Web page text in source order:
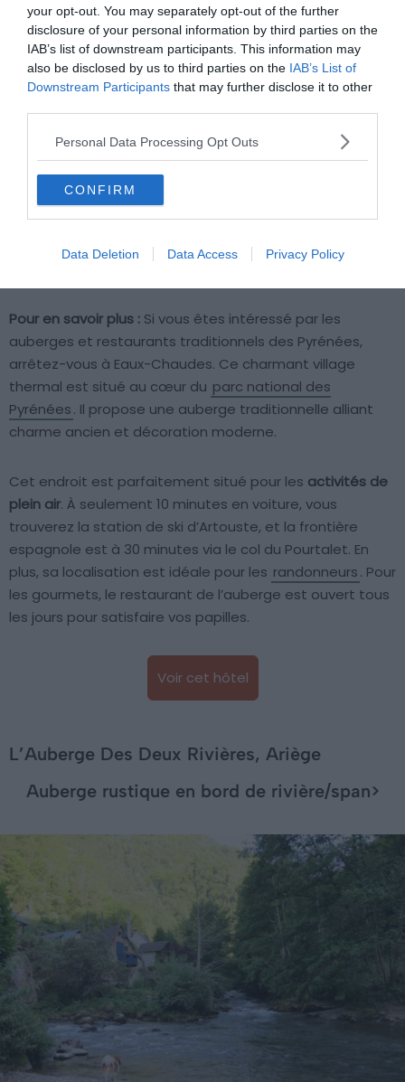
your opt-out. You may separately opt-out of the further
disclosure of your personal information by third parties on the
IAB’s list of downstream participants. This information may
also be disclosed by us to third parties on the IAB’s List of
Downstream Participants that may further disclose it to other
Personal Data Processing Opt Outs
CONFIRM
Data Deletion Data Access Privacy Policy
📍Lieu :Voir sur la carte
💶 Gamme :Confortable
💙On aime :Incarnation des Pyrénées
Pourquoi nous l’avons sélectionné :L’Auberge La Caverne
est perchéeà 674m d’altitude
plein dans la pittoresque vallée d’Ossau. Avec ses
chambres coquettes et confortables, sa terrasse
panoramique et sa cuisine traditionnelle à base de
Pour en savoir plus : Si vous êtes intéressé par les
auberges et restaurants traditionnels des Pyrénées,
arrêtez-vous à Eaux-Chaudes. Ce charmant village
thermal est situé au cœur du parc national des
Pyrénées. Il propose une auberge traditionnelle alliant
charme ancien et décoration moderne.
Cet endroit est parfaitement situé pour les activités de
plein air. À seulement 10 minutes en voiture, vous
trouverez la station de ski d’Artouste, et la frontière
espagnole est à 30 minutes via le col du Pourtalet. En
plus, sa localisation est idéale pour les randonneurs. Pour
les gourmets, le restaurant de l’auberge est ouvert tous
les jours pour satisfaire vos papilles.
Voir cet hôtel
L’Auberge Des Deux Rivières, Ariège
Auberge rustique en bord de rivière/span>